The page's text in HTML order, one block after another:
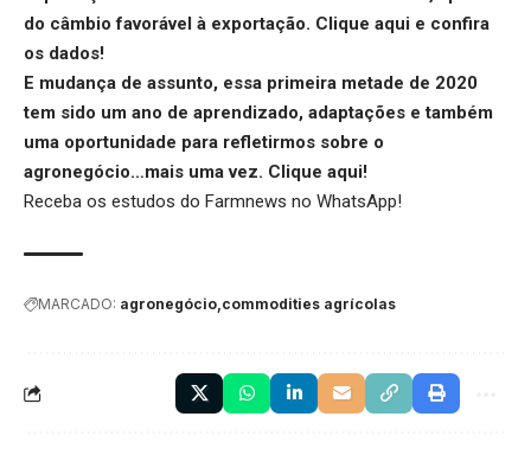
do câmbio favorável à exportação. Clique aqui e confira
os dados!
E mudança de assunto, essa primeira metade de 2020
tem sido um ano de aprendizado, adaptações e também
uma oportunidade para refletirmos sobre o
agronegócio…mais uma vez. Clique aqui!
Receba os estudos do Farmnews no WhatsApp!
MARCADO: agronegócio commodities agrícolas